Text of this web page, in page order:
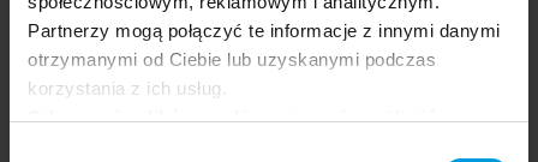
Partnerzy mogą połączyć te informacje z innymi danymi
otrzymanymi od Ciebie lub uzyskanymi podczas
korzystania z ich usług.
Odrzucenie plików cookie może uniemożliwić